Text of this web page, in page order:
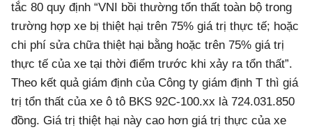
tắc 80 quy định “VNI bồi thường tổn thất toàn bộ trong
trường hợp xe bị thiệt hại trên 75% giá trị thực tế; hoặc
chi phí sửa chữa thiệt hại bằng hoặc trên 75% giá trị
thực tế của xe tại thời điểm trước khi xảy ra tổn thất”.
Theo kết quả giám định của Công ty giám định T thì giá
trị tổn thất của xe ô tô BKS 92C-100.xx là 724.031.850
đồng. Giá trị thiệt hại này cao hơn giá trị thực của xe